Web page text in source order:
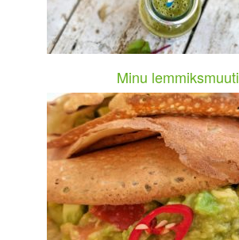
Minu lemmiksmuuti